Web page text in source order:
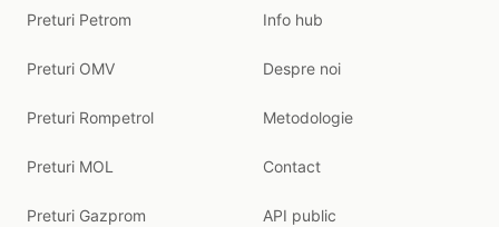
Preturi Petrom
Preturi OMV
Preturi Rompetrol
Preturi MOL
Preturi Gazprom
Info hub
Despre noi
Metodologie
Contact
API public